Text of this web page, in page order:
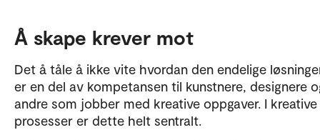
Å skape krever mot
Det å tåle å ikke vite hvordan den endelige
er en del av kompetansen til kunstnere, designere
andre som jobber med kreative oppgaver. I kreative
prosesser er dette helt sentralt.